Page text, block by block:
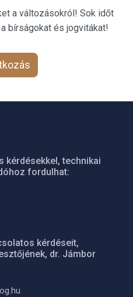
a változásokról! Sok időt
bírságokat és jogvitákat!
kérdésekkel, technikai
fordulhat:
kérdéseit,
dr. Jámbor